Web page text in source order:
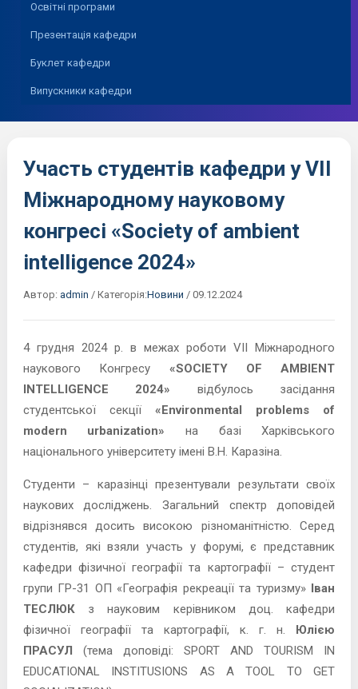
Освітні програми
Презентація кафедри
Буклет кафедри
Випускники кафедри
Участь студентів кафедри у VII
Міжнародному науковому
конгресі «Society of ambient
intelligence 2024»
Автор: admin / Категорія:Новини / 09.12.2024
4 грудня 2024 р. в межах роботи VII Міжнародного
наукового Конгресу «SOCIETY OF AMBIENT
INTELLIGENCE 2024» відбулось засідання
студентської секції «Environmental problems of
modern urbanization» на базі Харківського
національного університету імені В.Н. Каразіна.
Студенти – каразінці презентували результати своїх
наукових досліджень. Загальний спектр доповідей
відрізнявся досить високою різноманітністю. Серед
студентів, які взяли участь у форумі, є представник
кафедри фізичної географії та картографії – студент
групи ГР-31 ОП «Географія рекреації та туризму» Іван
ТЕСЛЮКз науковим керівником доц. кафедри
фізичної географії та картографії, к. г. н. Юлією
ПРАСУЛ (тема доповіді: SPORT AND TOURISM IN
EDUCATIONAL INSTITUSIONS AS A TOOL TO GET